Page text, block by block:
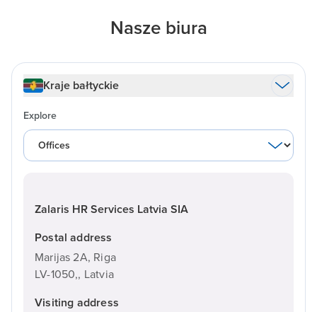
Nasze biura
Kraje bałtyckie
Explore
Zalaris HR Services Latvia SIA
Postal address
Marijas 2A, Riga
LV-1050,, Latvia
Visiting address